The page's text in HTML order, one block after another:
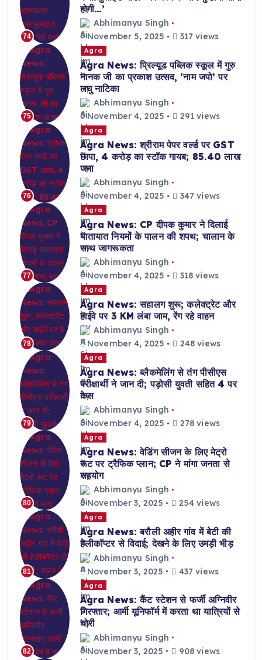
74
होगी…’
Abhimanyu Singh
November 5, 2025
317 views
75
Agra
Agra News: प्रिल्यूड पब्लिक स्कूल में गुरु
नानक जी का प्रकाश उत्सव, ‘नाम जपो’ पर
लघु नाटिका
Abhimanyu Singh
November 4, 2025
291 views
76
Agra
Agra News: श्रीराम पेपर वर्ल्ड पर GST
छापा, 4 करोड़ का स्टॉक गायब; 85.40 लाख
जमा
Abhimanyu Singh
November 4, 2025
347 views
77
Agra
Agra News: CP दीपक कुमार ने दिलाई
यातायात नियमों के पालन की शपथ; चालान के
साथ जागरूकता
Abhimanyu Singh
November 4, 2025
318 views
78
Agra
Agra News: सहालग शुरू; कलेक्ट्रेट और
हाईवे पर 3 KM लंबा जाम, रेंग रहे वाहन
Abhimanyu Singh
November 4, 2025
248 views
79
Agra
Agra News: ब्लैकमेलिंग से तंग पीसीएस
परीक्षार्थी ने जान दी; पड़ोसी युवती सहित 4 पर
केस
Abhimanyu Singh
November 4, 2025
278 views
80
Agra
Agra News: वेडिंग सीजन के लिए मेट्रो
रूट पर ट्रैफिक प्लान; CP ने मांगा जनता से
सहयोग
Abhimanyu Singh
November 3, 2025
254 views
81
Agra
Agra News: बरौली अहीर गांव में बेटी की
हेलीकॉप्टर से विदाई; देखने के लिए उमड़ी भीड़
Abhimanyu Singh
November 3, 2025
437 views
82
Agra
Agra News: कैंट स्टेशन से फर्जी अग्निवीर
गिरफ्तार; आर्मी यूनिफॉर्म में करता था यात्रियों से
चोरी
Abhimanyu Singh
November 3, 2025
908 views